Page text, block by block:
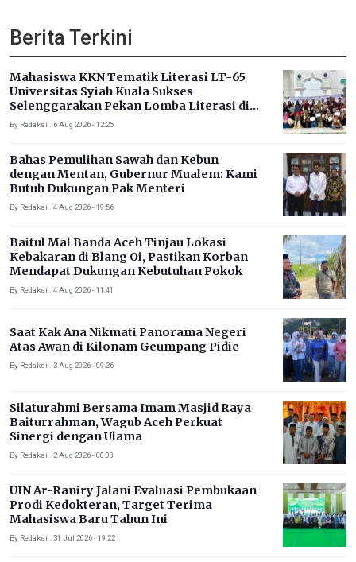
Berita Terkini
Mahasiswa KKN Tematik Literasi LT-65
Universitas Syiah Kuala Sukses
Selenggarakan Pekan Lomba Literasi di
Gampong Rhieng Blang
By Redaksi . 6 Aug 2026 - 12:25
Bahas Pemulihan Sawah dan Kebun
dengan Mentan, Gubernur Mualem: Kami
Butuh Dukungan Pak Menteri
By Redaksi . 4 Aug 2026 - 19:56
Baitul Mal Banda Aceh Tinjau Lokasi
Kebakaran di Blang Oi, Pastikan Korban
Mendapat Dukungan Kebutuhan Pokok
By Redaksi . 4 Aug 2026 - 11:41
Saat Kak Ana Nikmati Panorama Negeri
Atas Awan di Kilonam Geumpang Pidie
By Redaksi . 3 Aug 2026 - 09:36
Silaturahmi Bersama Imam Masjid Raya
Baiturrahman, Wagub Aceh Perkuat
Sinergi dengan Ulama
By Redaksi . 2 Aug 2026 - 00:08
UIN Ar-Raniry Jalani Evaluasi Pembukaan
Prodi Kedokteran, Target Terima
Mahasiswa Baru Tahun Ini
By Redaksi . 31 Jul 2026 - 19:22